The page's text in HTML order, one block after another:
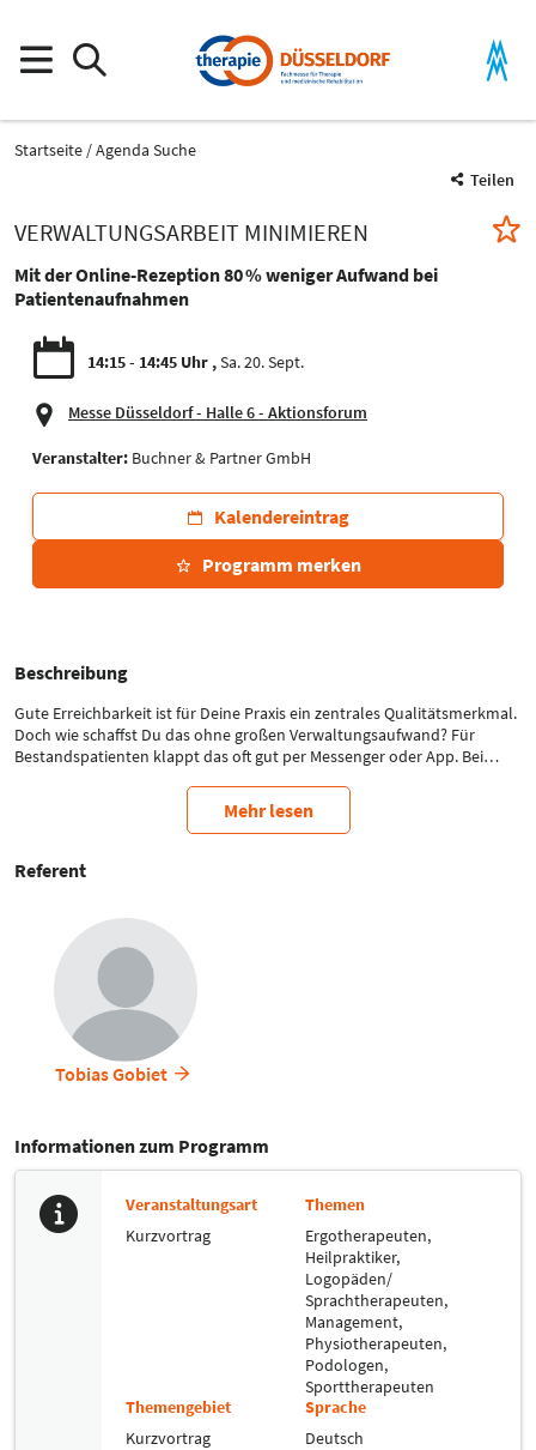
Startseite
Agenda Suche
Teilen
VERWALTUNGSARBEIT MINIMIEREN
Mit der Online-Rezeption 80 % weniger Aufwand bei
Patientenaufnahmen
14:15 - 14:45 Uhr Sa. 20. Sept.
Messe Düsseldorf - Halle 6 - Aktionsforum
Veranstalter: Buchner & Partner GmbH
Kalendereintrag
Programm merken
Beschreibung
Gute Erreichbarkeit ist für Deine Praxis ein zentrales Qualitätsmerkmal.
Doch wie schaffst Du das ohne großen Verwaltungsaufwand? Für
Bestandspatienten klappt das oft gut per Messenger oder App. Bei
Online-Rezeption: Sie sichert eine 24/7-Erreichbarkeit und ermöglicht
Patienten, alle Aufnahmeformalitäten – inklusive Verordnungsfoto –
Im Vortrag zeigen wir Dir, wie Du Abläufe für Neu- und
Therapierende.
Mehr lesen
Referent
Tobias Gobiet
Informationen zum Programm
Veranstaltungsart
Kurzvortrag
Themen
Ergotherapeuten,
Heilpraktiker,
Logopäden/
Sprachtherapeuten,
Management,
Physiotherapeuten,
Podologen,
Sporttherapeuten
Themengebiet
Kurzvortrag
Sprache
Deutsch